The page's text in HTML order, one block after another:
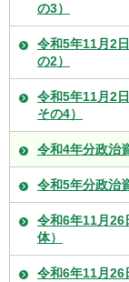
の3）
令和5年11月2
の2）
令和5年11月2
その4）
令和4年分政治
令和5年分政治
令和6年11月26
体）
令和6年11月26